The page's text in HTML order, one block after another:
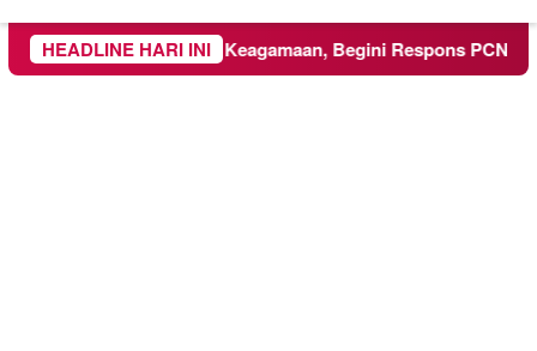
HEADLINE HARI INI
Keagamaan, Begini Respons PCNU dan Kampus